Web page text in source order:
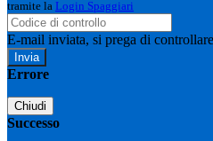
tramite la Login Spaggiari
E-mail inviata, si prega di
Errore
Chiudi
Successo